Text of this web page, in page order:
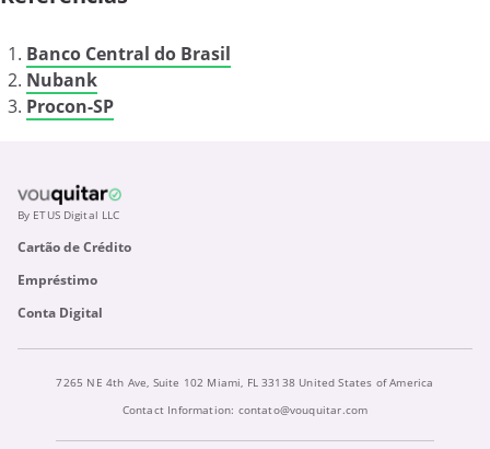
Banco Central do Brasil
Nubank
Procon-SP
By ETUS Digital LLC
Cartão de Crédito
Empréstimo
Conta Digital
7265 NE 4th Ave, Suite 102 Miami, FL 33138 United States of America
Contact Information: contato@vouquitar.com